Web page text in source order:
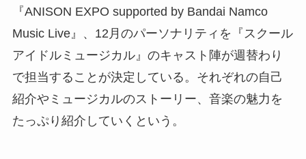
『ANISON EXPO supported by Bandai Namco
Music Live』、12月のパーソナリティを『スクール
アイドルミュージカル』のキャスト陣が週替わり
で担当することが決定している。それぞれの自己
紹介やミュージカルのストーリー、音楽の魅力を
たっぷり紹介していくという。